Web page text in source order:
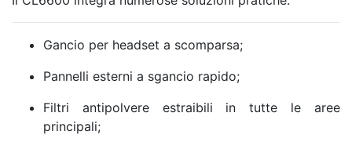
Gancio per headset a scomparsa;
Pannelli esterni a sgancio rapido;
Filtri antipolvere estraibili in tutte le aree
principali;